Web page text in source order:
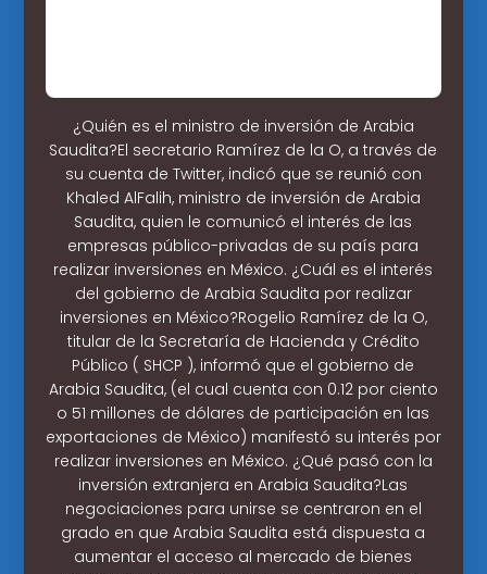
¿Quién es el ministro de inversión de Arabia
Saudita?El secretario Ramírez de la O, a través de
su cuenta de Twitter, indicó que se reunió con
Khaled AlFalih, ministro de inversión de Arabia
Saudita, quien le comunicó el interés de las
empresas público-privadas de su país para
realizar inversiones en México. ¿Cuál es el interés
del gobierno de Arabia Saudita por realizar
inversiones en México?Rogelio Ramírez de la O,
titular de la Secretaría de Hacienda y Crédito
Público ( SHCP ), informó que el gobierno de
Arabia Saudita, (el cual cuenta con 0.12 por ciento
o 51 millones de dólares de participación en las
exportaciones de México) manifestó su interés por
realizar inversiones en México. ¿Qué pasó con la
inversión extranjera en Arabia Saudita?Las
negociaciones para unirse se centraron en el
grado en que Arabia Saudita está dispuesta a
aumentar el acceso al mercado de bienes